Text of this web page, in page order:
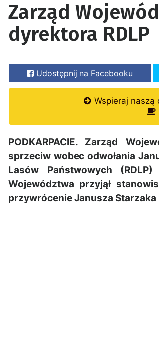
Zarząd
dyrektora RDLP
Udostępnij na Facebooku
Wspieraj naszą
PODKARPACIE. Zarząd
sprzeciw wobec odwołania
Lasów Państwowych
Województwa przyjął
przywrócenie Janusza